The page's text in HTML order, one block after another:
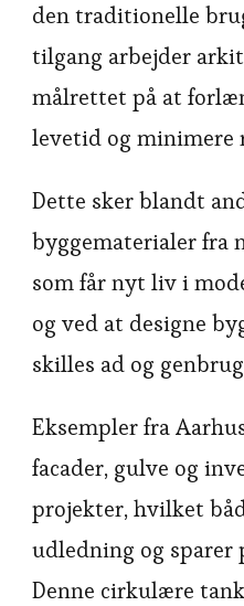
den traditionelle
tilgang arbejder
målrettet på at
levetid og minimere
Dette sker blandt
byggematerialer fra
som får nyt liv i
og ved at designe
skilles ad og
Eksempler fra
facader, gulve og
projekter, hvilket
udledning og sparer
Denne cirkulære